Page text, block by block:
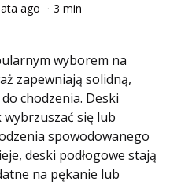
ago 3 min
wyborem na
zapewniają solidną,
chodzenia. Deski
wybrzuszać się lub
spowodowanego
deski podłogowe stają
na pękanie lub